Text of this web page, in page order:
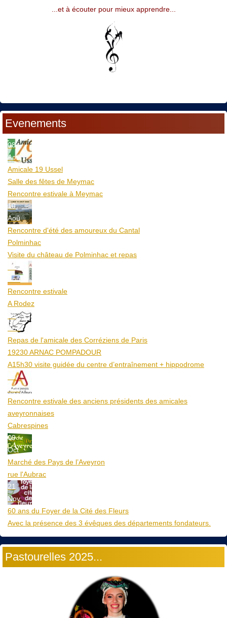
...et à écouter pour mieux apprendre...
Evenements
08
Aoû
Amicale 19 Ussel
Salle des fêtes de Meymac
Rencontre estivale à Meymac
10
Aoû
Rencontre d'été des amoureux du Cantal
Polminhac
Visite du château de Polminhac et repas
12
Aoû
Rencontre estivale
A Rodez
23
Aoû
Repas de l'amicale des Corréziens de Paris
19230 ARNAC POMPADOUR
A15h30 visite guidée du centre d’entraînement + hippodrome
25
Aoû
Rencontre estivale des anciens présidents des amicales
aveyronnaises
Cabrespines
09
Oct
Marché des Pays de l’Aveyron
rue l'Aubrac
21
Nov
60 ans du Foyer de la Cité des Fleurs
Avec la présence des 3 évêques des départements fondateurs.
Pastourelles 2025...